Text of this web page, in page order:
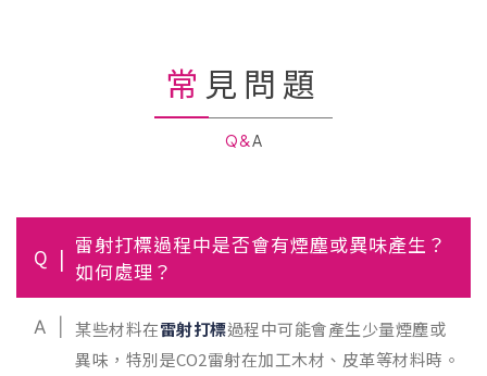
常見問題
Q&A
Q
雷射打標過程中是否會有煙塵或異味產生？
如何處理？
A 某些材料在雷射打標過程中可能會產生少量煙塵或
異味，特別是CO2雷射在加工木材、皮革等材料時。